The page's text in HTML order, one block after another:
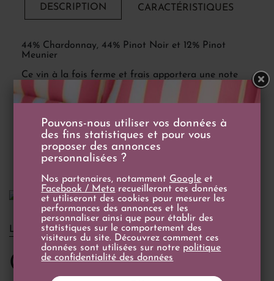
DESCRIPTION CARACTÉRISTIQUES
44% Chardonnay, 44% Pinot Noir et 12% Pinot
Meunier
Ce vin à la fois ferme et frais apportera une note
originale à vos accords. Voici quelques exemples :
- Carpaccio de Saint-Jacques agrémenté de radis
Daikon crus et en pickles relevé bouillon de pin
- Œufs mollets croustillants, beurre de cresson et
panais en différentes textures
- Volaille de Bresse, jus infusé au tilleul, navets rôtis.
LE DOMAINE
Champagne Ruinart
Pouvons-nous utiliser vos données à
des fins statistiques et pour vous
proposer des annonces
personnalisées ?
Nos partenaires, notamment Google et
Facebook / Meta recueilleront ces données
et utiliseront des cookies pour mesurer les
performances des annonces et les
personnaliser ainsi que pour établir des
statistiques sur le comportement des
visiteurs du site. Découvrez comment ces
données sont utilisées sur notre politique
de confidentialité des données